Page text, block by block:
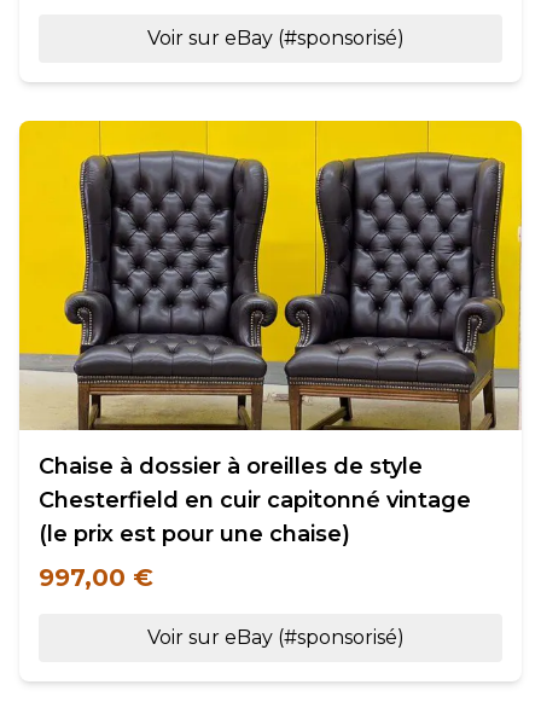
Voir sur eBay (#sponsorisé)
Chaise à dossier à oreilles de style
Chesterfield en cuir capitonné vintage
(le prix est pour une chaise)
997,00 €
Voir sur eBay (#sponsorisé)